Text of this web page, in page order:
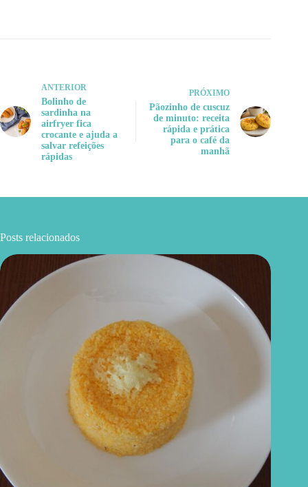
ANTERIOR
Bolinho de
sardinha na
airfryer fica
crocante e ajuda a
salvar refeições
rápidas
PRÓXIMO
Pãozinho de cuscuz
de minuto: receita
rápida e prática
para o café da
manhã
Posts relacionados